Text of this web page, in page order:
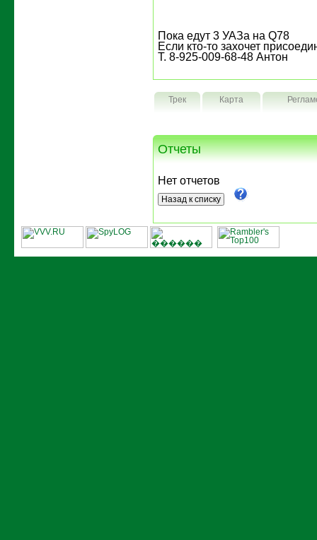
Пока едут 3 УАЗа на Q78
Если кто-то захочет
Т. 8-925-009-68-48 Антон
Трек Карта
Отчеты
Нет отчетов